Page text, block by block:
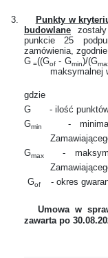
3.
Punkty w
budowlane
punkcie 25
zamówienia,
G =((Gof - Gmin)/(G
maksymalnej
gdzie
G
- ilość
Gmin -
Gmax
-
Gof - okres
Umowa w
zawarta po